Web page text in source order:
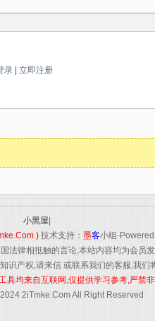
录 立即注册
小黑屋
) 技术支持： 墨客小组-
法律相抵触的言论,本站内容均为会员
识产权,请来信 或联系我们的客服,我们
具均来自互联网,仅提供学习参考,严禁非
2iTmke.Com All Right Reserved